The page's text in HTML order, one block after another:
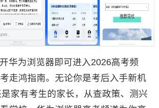
华为浏览器即可进入2026高考频
走鸿指南。无论你是考后入手新机
家有考生的家长，从查政策、测兴